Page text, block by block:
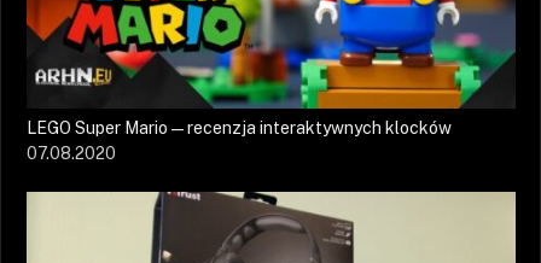
LEGO Super Mario — recenzja interaktywnych klocków
07.08.2020